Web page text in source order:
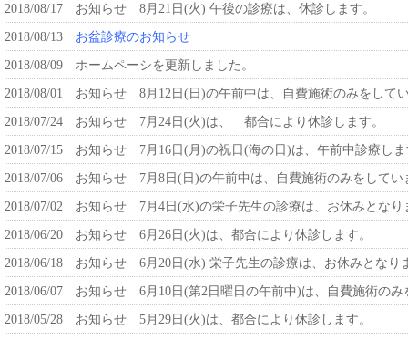
2018/08/17 お知らせ 8月21日(火) 午後の診療は、休診します。
2018/08/13 お盆診療のお知らせ
2018/08/09 ホームペーシを更新しました。
2018/08/01 お知らせ 8月12日(日)の午前中は、自費施術のみをして
2018/07/24 お知らせ 7月24日(火)は、 都合により休診します。
2018/07/15 お知らせ 7月16日(月)の祝日(海の日)は、午前中診療し
2018/07/06 お知らせ 7月8日(日)の午前中は、自費施術のみをしてい
2018/07/02 お知らせ 7月4日(水)の栄子先生の診療は、お休みとなり
2018/06/20 お知らせ 6月26日(火)は、都合により休診します。
2018/06/18 お知らせ 6月20日(水) 栄子先生の診療は、お休みとなり
2018/06/07 お知らせ 6月10日(第2日曜日の午前中)は、自費施術の
2018/05/28 お知らせ 5月29日(火)は、都合により休診します。